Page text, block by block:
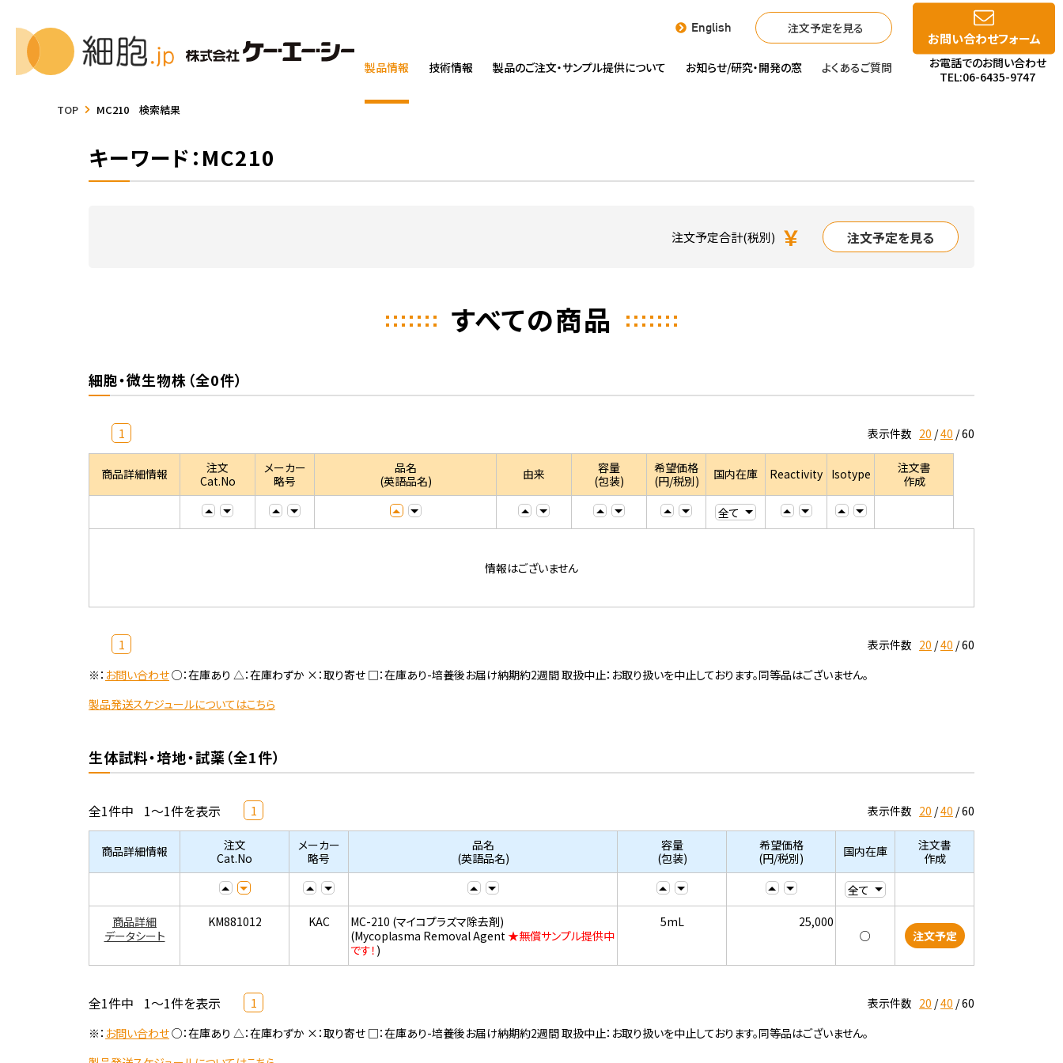
English 注文予定を見る
製品情報 技術情報 製品のご注文・サンプル提供について お知らせ/研究・開発の窓 よくあるご質問
お問い合わせフォーム
お電話でのお問い合わせ
TEL:06-6435-9747
TOP MC210 検索結果
キーワード：MC210
注文予定合計(税別) ￥ 注文予定を見る
すべての商品
細胞・微生物株（全0件）
1 表示件数 20 40 60
商品詳細情報
注文
Cat.No
メーカー
略号
品名
(英語品名)
由来
容量
(包装)
希望価格
(円/税別)
国内在庫 Reactivity Isotype
注文書
作成
情報はございません
1 表示件数 20 40 60
※： お問い合わせ○：在庫あり △：在庫わずか ×：取り寄せ □：在庫あり-培養後お届け納期約2週間 取扱中止：お取り扱いを中止しております。同等品はございません。
製品発送スケジュールについてはこちら
生体試料・培地・試薬（全1件）
全1件中 1～1件を表示 1 表示件数 20 40 60
商品詳細情報
注文
Cat.No
メーカー
略号
品名
(英語品名)
容量
(包装)
希望価格
(円/税別)
国内在庫
注文書
作成
商品詳細
データシート
KM881012 KAC
MC-210 (マイコプラズマ除去剤)
(Mycoplasma Removal Agent★無償サンプル提供中
です！ )
5mL
25,000
○
注文予定
全1件中 1～1件を表示 1 表示件数 20 40 60
※： お問い合わせ○：在庫あり △：在庫わずか ×：取り寄せ □：在庫あり-培養後お届け納期約2週間 取扱中止：お取り扱いを中止しております。同等品はございません。